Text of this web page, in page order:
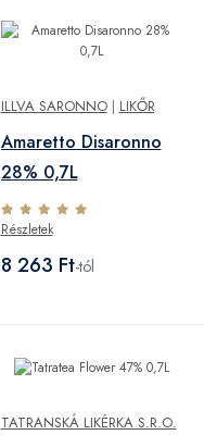
ILLVA SARONNO| LIKŐR
Amaretto Disaronno
28% 0,7L
Részletek
8 263 Ft-tól
TATRANSKÁ LIKÉRKA S.R.O.